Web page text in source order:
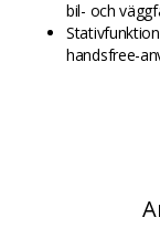
bil- och
handsfree-